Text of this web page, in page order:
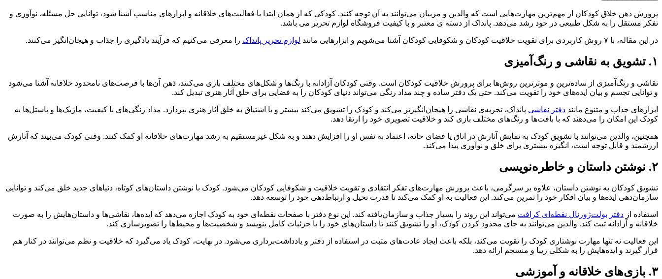
پرورش ذهن خلاق کودکان از مهم‌ترین مهارت‌هایی است که والدین و مربیان می‌توانند به آن توجه کنند. کودکی که از همان ابتدا با فعالیت‌های خلاقانه و ابزارهای مناسب آشنا شود، توانایی حل مسئله، نوآوری و
تفکر مستقل را به شکل طبیعی در خود رشد می‌دهد. پانداک از دسته ی معتبر و با کیفیت فروشگاه لوازم تحریر می باشد.
در این مقاله، با ۷ روش کاربردی برای تقویت خلاقیت کودکان و شکوفایی کودکان آشنا می‌شویم و ابزارهایی مانند لوازم تحریر پانداک را معرفی می‌کنیم که فرآیند یادگیری را جذاب و هیجان‌انگیز می‌کنند.
۱. تشویق به نقاشی و رنگ‌آمیزی
نقاشی و رنگ‌آمیزی از ساده‌ترین و موثرترین روش‌ها برای پرورش خلاقیت کودکان است. وقتی کودکان آزادانه با رنگ‌ها و شکل‌های مختلف بازی می‌کنند، ذهن آن‌ها با فرصت‌های نامحدود خلاقانه آشنا می‌شود
و توانایی تجسم و بیان ایده‌های خود را تقویت می‌کند. حتی یک دفتر ساده و چند مداد رنگی می‌تواند دنیای کودکان را به فضایی برای خلق آثار هنری تبدیل کند.
ابزارهای جذاب و متنوع مانند دفتر نقاشی پانداک، تجربه‌ی نقاشی را هیجان‌انگیزتر می‌کند و کودک را تشویق می‌کند بیشتر و با اشتیاق به خلق آثار هنری بپردازد. مداد رنگی‌های با کیفیت، ماژیک‌ها و پاستل‌ها به
کودک این امکان را می‌دهند که با بافت‌ها و رنگ‌های مختلف بازی کند و خلاقیت تصویری خود را ارتقا دهد.
همچنین، والدین می‌توانند با تشویق کودک به نمایش آثارش در اتاق یا فضای خانه، اعتماد به نفس او را افزایش دهند و به شکل غیرمستقیم به رشد مهارت‌های خلاقانه او کمک کنند. وقتی کودک می‌بیند که آثارش
ارزشمند و قابل توجه است، انگیزه بیشتری برای خلق و نوآوری پیدا می‌کند.
۲. نوشتن داستان و خاطره‌نویسی
تشویق کودکان به نوشتن داستان، علاوه بر سرگرمی، باعث پرورش مهارت‌های تفکر انتقادی و تقویت خلاقیت و شکوفایی کودکان می‌شود. کودک با نوشتن داستان‌های کوتاه، دنیاهای جدید خلق می‌کند و توانایی
سازمان‌دهی ایده‌ها و بیان افکار خود را تمرین می‌کند. این فعالیت به او کمک می‌کند تا قدرت تخیل و ارتباط‌دهی خود را توسعه دهد.
استفاده از دفتر بولت‌ژورنال نقطه‌ای کرافت می‌تواند این روند را بسیار جذاب و سازمان‌یافته کند. این نوع دفتر با صفحات نقطه‌ای خود به کودک اجازه می‌دهد که ایده‌ها، نقاشی‌ها و داستان‌هایش را به صورت
خلاقانه و آزادانه ثبت کند. والدین می‌توانند به جای محدود کردن کودک، او را تشویق کنند تا داستان‌های خود را با جزئیات کامل بنویسد و شخصیت‌ها و محیط‌ها را تصویرسازی کند.
این فعالیت نه تنها مهارت نوشتاری کودک را تقویت می‌کند، بلکه باعث ایجاد عادت‌های مثبت در استفاده از دفتر و یادداشت‌برداری می‌شود. در نهایت، کودک یاد می‌گیرد که خلاقیت و نظم می‌توانند در کنار هم
قرار گیرند و ایده‌هایش را به شکلی زیبا و منسجم ارائه دهد.
۳. بازی‌های خلاقانه و آموزشی